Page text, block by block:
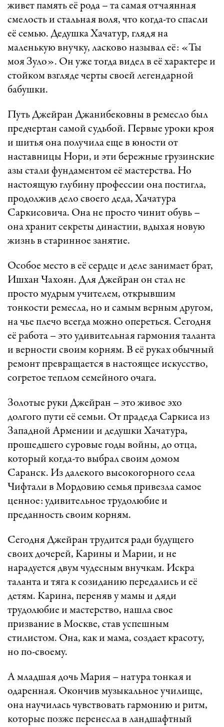
живет память её рода – та самая отчаянная
смелость и стальная воля, что когда-то спасли
её семью. Дедушка Хачатур, глядя на
маленькую внучку, ласково называл её: «Ты
моя Зуло». Он уже тогда видел в её характере и
стойком взгляде черты своей легендарной
бабушки.
Путь Джейран Джанибековны в ремесло был
предчертан самой судьбой. Первые уроки кроя
и шитья она получила еще в юности от
наставницы Нори, и эти бережные грузинские
азы стали фундаментом её мастерства. Но
настоящую глубину профессии она постигла,
продолжив дело своего деда, Хачатура
Саркисовича. Она не просто чинит обувь –
она хранит секреты династии, вдыхая новую
жизнь в старинное занятие.
Особое место в её сердце и деле занимает брат,
Ишхан Чахоян. Для Джейран он стал не
просто мудрым учителем, открывшим
тонкости ремесла, но и самым верным другом,
на чье плечо всегда можно опереться. Сегодня
её работа – это удивительная гармония таланта
и верности своим корням. В её руках обычный
ремонт превращается в настоящее искусство,
согретое теплом семейного очага.
Золотые руки Джейран – это живое эхо
долгого пути её семьи. От прадеда Саркиса из
Западной Армении и дедушки Хачатура,
прошедшего суровые годы войны, до отца,
который когда-то выбрал своим домом
Саранск. Из далекого высокогорного села
Чифтали в Мордовию семья привезла самое
ценное: удивительное трудолюбие и
преданность своим корням.
Сегодня Джейран трудится ради будущего
своих дочерей, Карины и Марии, и не
нарадуется двум чудесным внучкам. Искра
таланта и тяга к созиданию передались и её
детям. Карина, переняв у мамы и дяди
трудолюбие и мастерство, нашла свое
призвание в Москве, став успешным
стилистом. Она, как и мама, создает красоту,
но по-своему.
А младшая дочь Мария – натура тонкая и
одаренная. Окончив музыкальное училище,
она научилась чувствовать гармонию и ритм,
которые позже перенесла в ландшафтный